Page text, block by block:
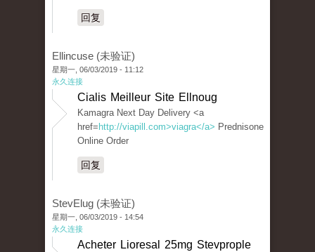
回复
Ellincuse (未验证)
星期一, 06/03/2019 - 11:12
永久连接
Cialis Meilleur Site Ellnoug
Kamagra Next Day Delivery <a
href= http://viapill.com>viagra</a> Prednisone
Online Order
回复
StevElug (未验证)
星期一, 06/03/2019 - 14:54
永久连接
Acheter Lioresal 25mg Stevprople